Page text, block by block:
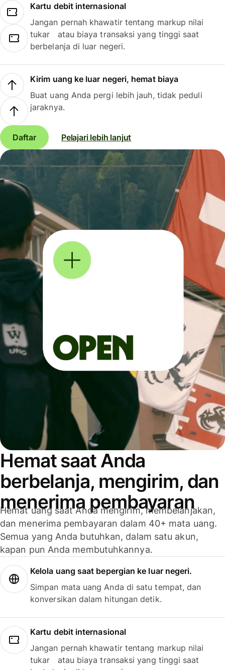
Kartu debit internasional
Jangan pernah khawatir tentang markup nilai
tukar atau biaya transaksi yang tinggi saat
berbelanja di luar negeri.
Kirim uang ke luar negeri, hemat biaya
Buat uang Anda pergi lebih jauh, tidak peduli
jaraknya.
Daftar Pelajari lebih lanjut
Hemat saat Anda
berbelanja, mengirim, dan
menerima pembayaran
Hemat uang saat Anda mengirim, membelanjakan,
dan menerima pembayaran dalam 40+ mata uang.
Semua yang Anda butuhkan, dalam satu akun,
kapan pun Anda membutuhkannya.
Kelola uang saat bepergian ke luar negeri.
Simpan mata uang Anda di satu tempat, dan
konversikan dalam hitungan detik.
Kartu debit internasional
Jangan pernah khawatir tentang markup nilai
tukar atau biaya transaksi yang tinggi saat